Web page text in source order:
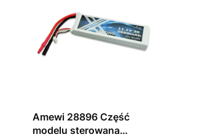
Amewi 28896 Część
modelu sterowana